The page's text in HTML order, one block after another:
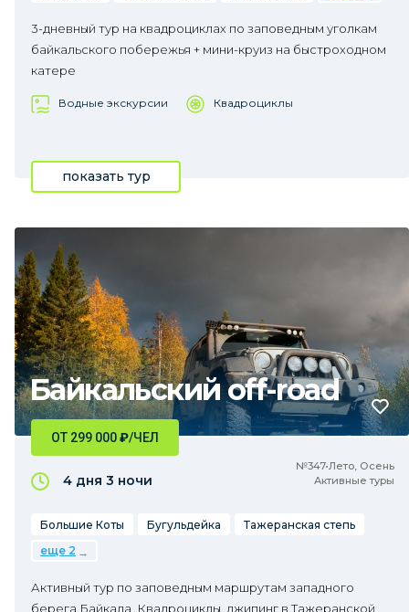
3-дневный тур на квадроциклах по заповедным уголкам
байкальского побережья + мини-круиз на быстроходном
катере
Водные экскурсии Квадроциклы
показать тур
Байкальский off-road
№347•Лето, Осень
Активные туры
ОТ 299 000₽/ЧЕЛ
4 дня 3 ночи
Большие Коты Бугульдейка
Тажеранская степь
еще 2
Активный тур по заповедным маршрутам западного
берега Байкала. Квадроциклы, джипинг в Тажеранской